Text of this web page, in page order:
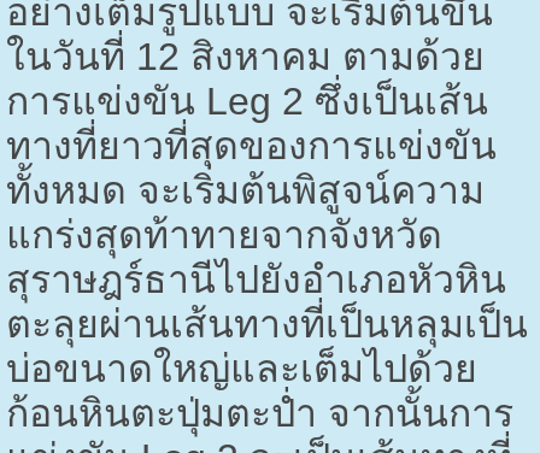
อย่างเต็มรูปแบบ จะเริ่มต้นขึ้น
ในวันที่ 12 สิงหาคม ตามด้วย
การแข่งขัน Leg 2 ซึ่งเป็นเส้น
ทางที่ยาวที่สุดของการแข่งขัน
ทั้งหมด จะเริ่มต้นพิสูจน์ความ
แกร่งสุดท้าทายจากจังหวัด
สุราษฎร์ธานีไปยังอำเภอหัวหิน
ตะลุยผ่านเส้นทางที่เป็นหลุมเป็น
บ่อขนาดใหญ่และเต็มไปด้วย
ก้อนหินตะปุ่มตะป่ำ จากนั้นการ